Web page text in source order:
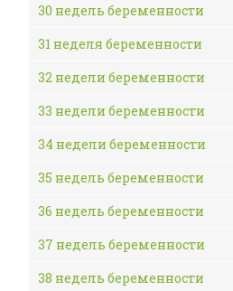
30 недель беременности
31 неделя беременности
32 недели беременности
33 недели беременности
34 недели беременности
35 недель беременности
36 недель беременности
37 недель беременности
38 недель беременности